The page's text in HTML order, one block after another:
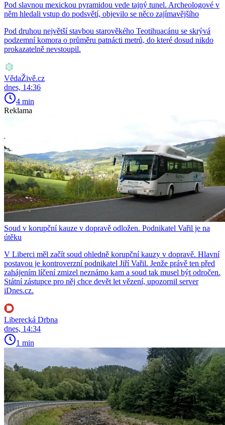
Pod slavnou mexickou pyramidou vede tajný tunel. Archeologové v
něm hledali vstup do podsvětí, objevilo se něco zajímavějšího
Pod druhou největší stavbou starověkého Teotihuacánu se skrývá
podzemní komora o průměru patnácti metrů, do které dosud nikdo
prokazatelně nevstoupil.
VědaŽivě.cz
dnes, 14:36
4 min
Reklama
Soud v korupční kauze v dopravě odložen. Podnikatel Vařil je na
útěku
V Liberci měl začít soud ohledně korupční kauzy v dopravě. Hlavní
postavou je kontroverzní podnikatel Jiří Vařil. Jenže právě ten před
zahájením líčení zmizel neznámo kam a soud tak musel být odročen.
Státní zástupce pro něj chce devět let vězení, upozornil server
iDnes.cz.
Liberecká Drbna
dnes, 14:34
1 min